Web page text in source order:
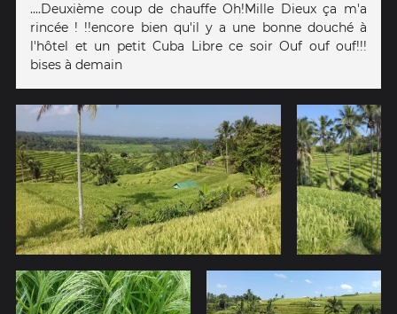
....Deuxième coup de chauffe Oh!Mille Dieux ça m'a
rincée ! !!encore bien qu'il y a une bonne douché à
l'hôtel et un petit Cuba Libre ce soir Ouf ouf ouf!!!
bises à demain